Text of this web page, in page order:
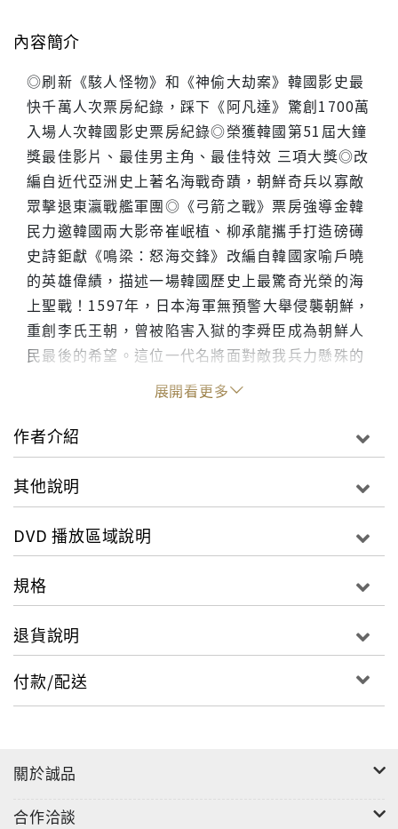
內容簡介
◎刷新《駭人怪物》和《神偷大劫案》韓國影史最
快千萬人次票房紀錄，踩下《阿凡達》驚創1700萬
入場人次韓國影史票房紀錄◎榮獲韓國第51屆大鐘
獎最佳影片、最佳男主角、最佳特效 三項大獎◎改
編自近代亞洲史上著名海戰奇蹟，朝鮮奇兵以寡敵
眾擊退東瀛戰艦軍團◎《弓箭之戰》票房強導金韓
民力邀韓國兩大影帝崔岷植、柳承龍攜手打造磅礡
史詩鉅獻《鳴梁：怒海交鋒》改編自韓國家喻戶曉
的英雄偉績，描述一場韓國歷史上最驚奇光榮的海
上聖戰！1597年，日本海軍無預警大舉侵襲朝鮮，
重創李氏王朝，曾被陷害入獄的李舜臣成為朝鮮人
民最後的希望。這位一代名將面對敵我兵力懸殊的
絕對劣勢卻仍未喪志，且看李舜臣如何凝聚民心、
施展妙計，活用僅存的12艘軍艦，誘敵進入地勢凶
險、海流變化詭奇的鳴梁海峽，與330艘日本軍艦
決一死戰！
展開看更多
作者介紹
其他說明
DVD 播放區域說明
規格
退貨說明
付款/配送
關於誠品
合作洽談